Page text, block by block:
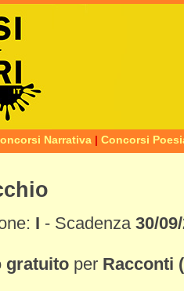
Narrativa | Concorsi
I - Scadenza 30/
gratuito per Racconti